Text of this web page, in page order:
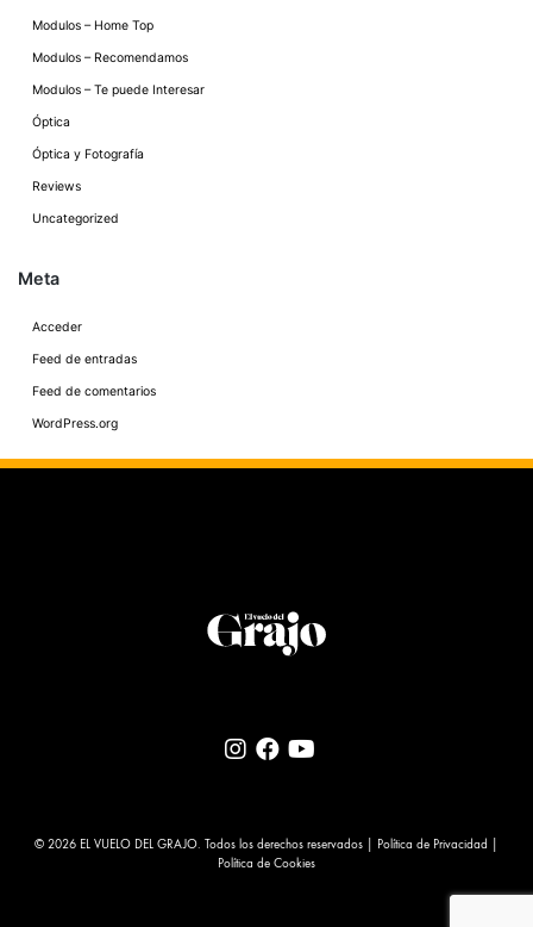
Modulos – Home Top
Modulos – Recomendamos
Modulos – Te puede Interesar
Óptica
Óptica y Fotografía
Reviews
Uncategorized
Meta
Acceder
Feed de entradas
Feed de comentarios
WordPress.org
© 2026 EL VUELO DEL GRAJO. Todos los derechos reservados | Política de Privacidad
Política de Cookies